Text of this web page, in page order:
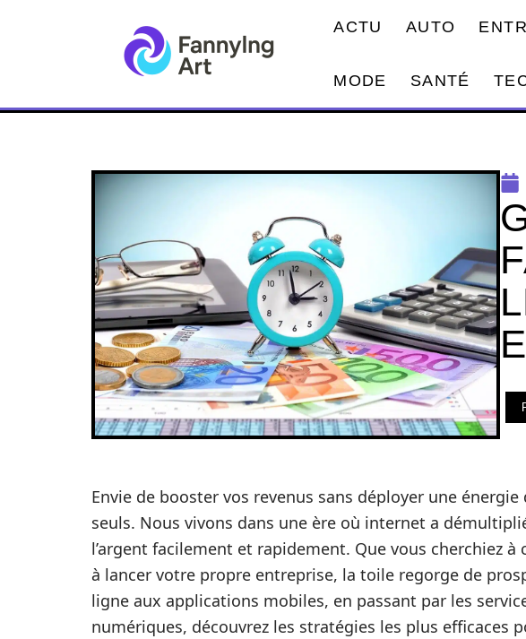
ACTU AUTO
MODE SANTÉ
Envie de booster vos revenus sans déployer une énergie
seuls. Nous vivons dans une ère où internet a
l’argent facilement et rapidement. Que vous cherchiez à
à lancer votre propre entreprise, la toile regorge de
ligne aux applications mobiles, en passant par les
numériques, découvrez les stratégies les plus efficaces